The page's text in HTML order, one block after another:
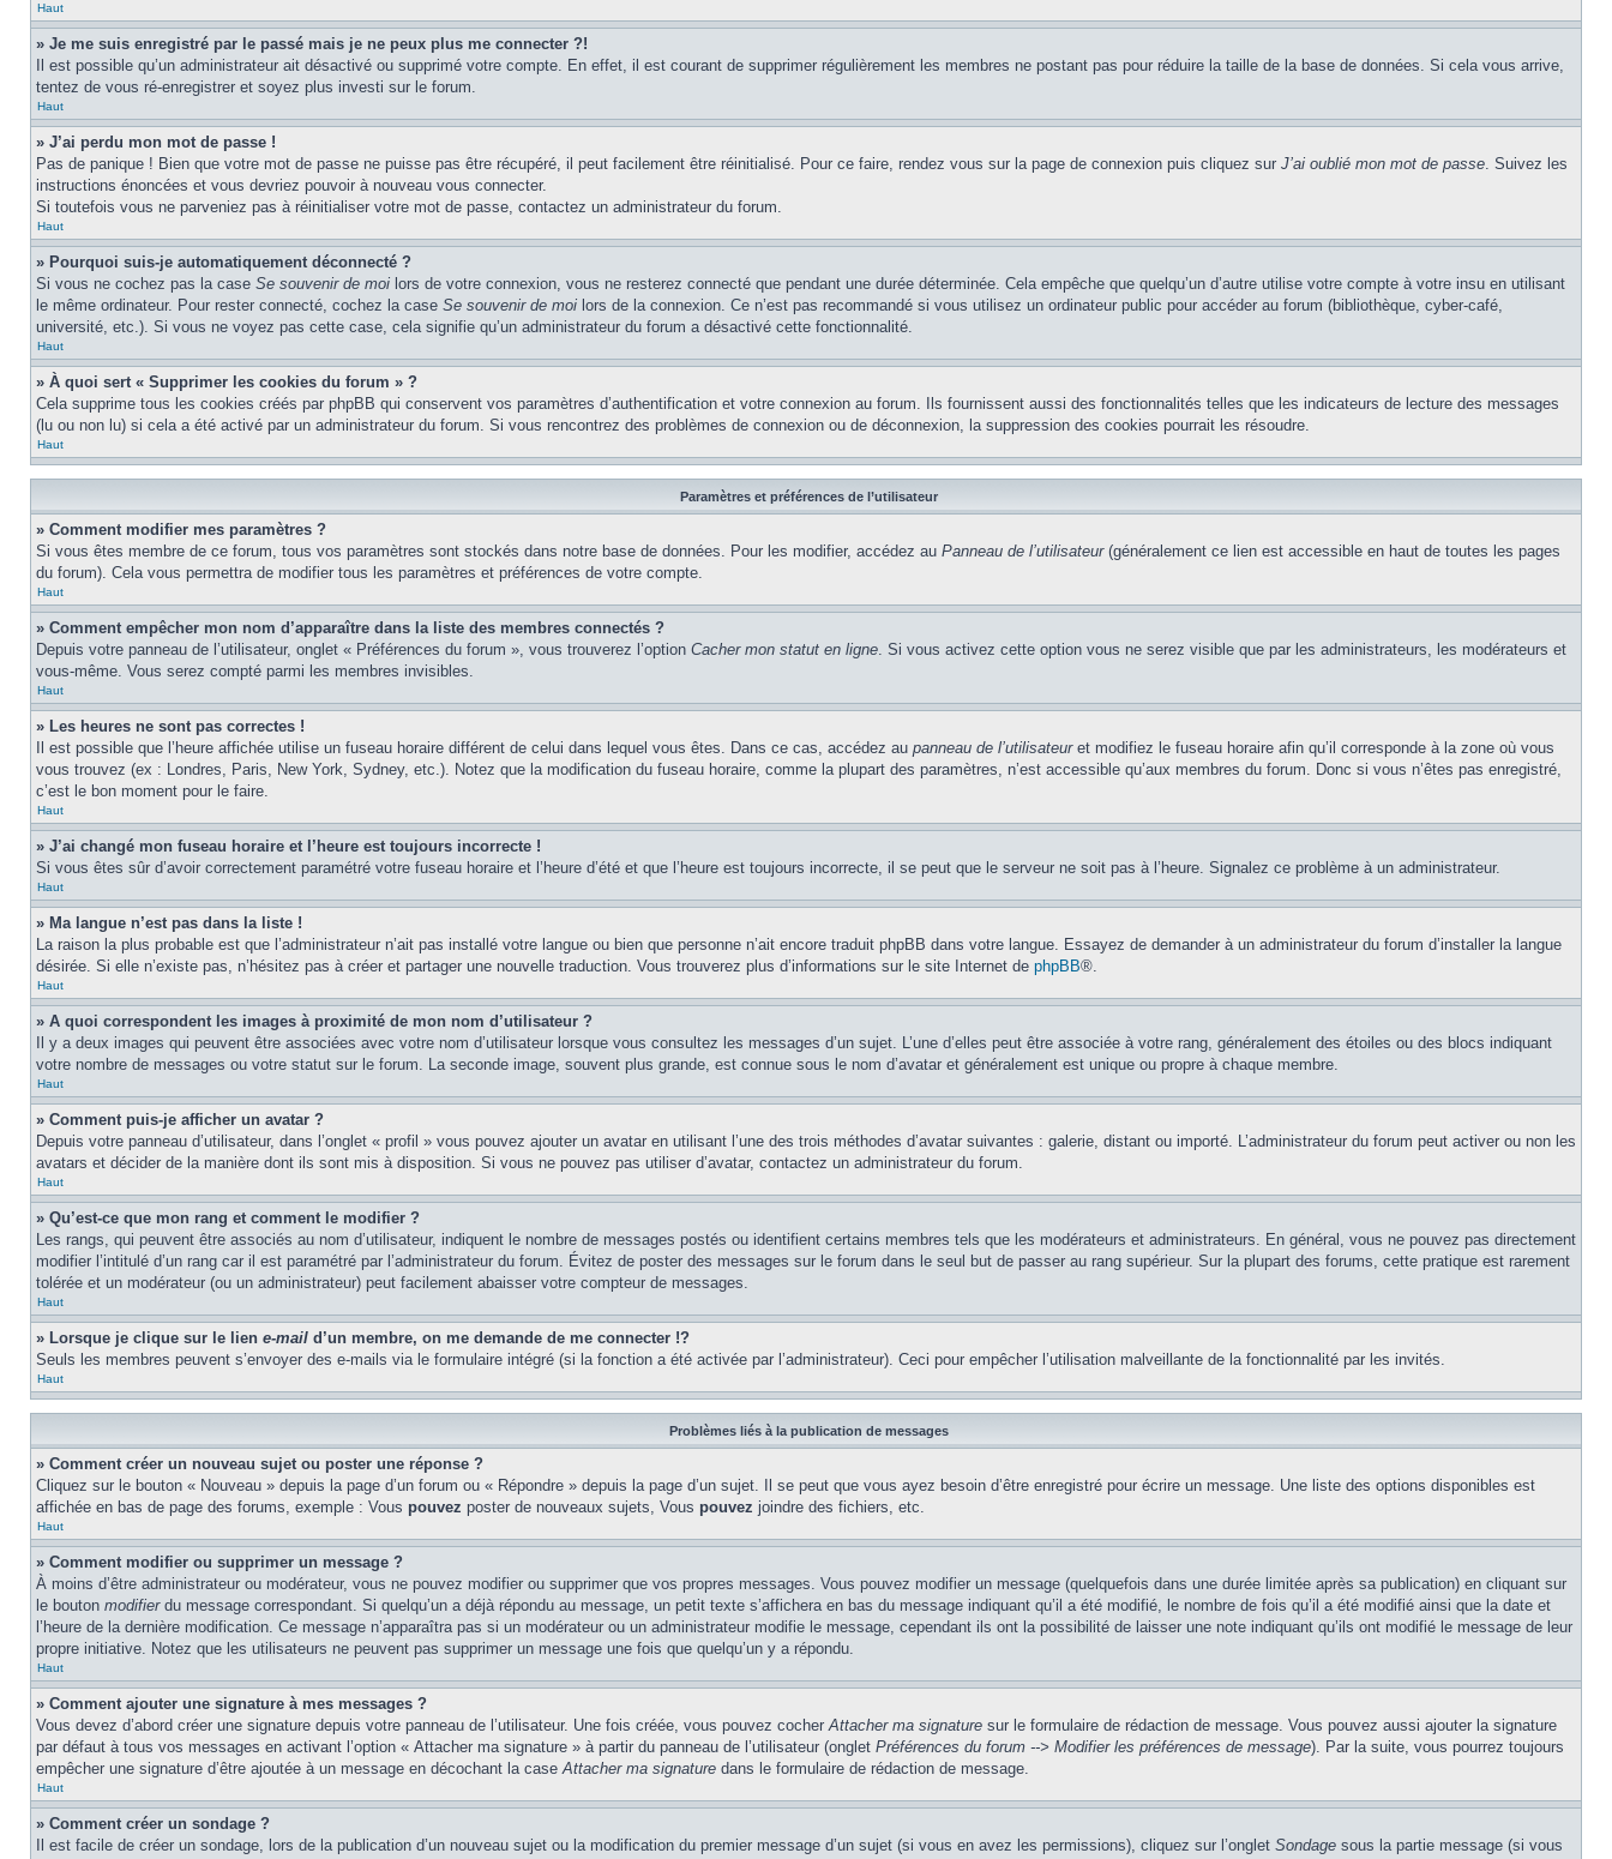
Haut
» Je me suis enregistré par le passé mais je ne peux plus me connecter ?!
Il est possible qu’un administrateur ait désactivé ou supprimé votre compte. En effet, il est courant de supprimer régulièrement les membres ne postant pas pour réduire la taille de la base de données. Si cela vous arrive,
tentez de vous ré-enregistrer et soyez plus investi sur le forum.
Haut
» J’ai perdu mon mot de passe !
Pas de panique ! Bien que votre mot de passe ne puisse pas être récupéré, il peut facilement être réinitialisé. Pour ce faire, rendez vous sur la page de connexion puis cliquez sur J’ai oublié mon mot de passe. Suivez les
instructions énoncées et vous devriez pouvoir à nouveau vous connecter.
Si toutefois vous ne parveniez pas à réinitialiser votre mot de passe, contactez un administrateur du forum.
Haut
» Pourquoi suis-je automatiquement déconnecté ?
Si vous ne cochez pas la case Se souvenir de moi lors de votre connexion, vous ne resterez connecté que pendant une durée déterminée. Cela empêche que quelqu’un d’autre utilise votre compte à votre insu en utilisant
le même ordinateur. Pour rester connecté, cochez la case Se souvenir de moi lors de la connexion. Ce n’est pas recommandé si vous utilisez un ordinateur public pour accéder au forum (bibliothèque, cyber-café,
université, etc.). Si vous ne voyez pas cette case, cela signifie qu’un administrateur du forum a désactivé cette fonctionnalité.
Haut
» À quoi sert « Supprimer les cookies du forum » ?
Cela supprime tous les cookies créés par phpBB qui conservent vos paramètres d’authentification et votre connexion au forum. Ils fournissent aussi des fonctionnalités telles que les indicateurs de lecture des messages
(lu ou non lu) si cela a été activé par un administrateur du forum. Si vous rencontrez des problèmes de connexion ou de déconnexion, la suppression des cookies pourrait les résoudre.
Haut
Paramètres et préférences de l’utilisateur
» Comment modifier mes paramètres ?
Si vous êtes membre de ce forum, tous vos paramètres sont stockés dans notre base de données. Pour les modifier, accédez au Panneau de l’utilisateur(généralement ce lien est accessible en haut de toutes les pages
du forum). Cela vous permettra de modifier tous les paramètres et préférences de votre compte.
Haut
» Comment empêcher mon nom d’apparaître dans la liste des membres connectés ?
Depuis votre panneau de l’utilisateur, onglet « Préférences du forum », vous trouverez l’option Cacher mon statut en ligne. Si vous activez cette option vous ne serez visible que par les administrateurs, les modérateurs et
vous-même. Vous serez compté parmi les membres invisibles.
Haut
» Les heures ne sont pas correctes !
Il est possible que l’heure affichée utilise un fuseau horaire différent de celui dans lequel vous êtes. Dans ce cas, accédez au panneau de l’utilisateuret modifiez le fuseau horaire afin qu’il corresponde à la zone où vous
vous trouvez (ex : Londres, Paris, New York, Sydney, etc.). Notez que la modification du fuseau horaire, comme la plupart des paramètres, n’est accessible qu’aux membres du forum. Donc si vous n’êtes pas enregistré,
c’est le bon moment pour le faire.
Haut
» J’ai changé mon fuseau horaire et l’heure est toujours incorrecte !
Si vous êtes sûr d’avoir correctement paramétré votre fuseau horaire et l’heure d’été et que l’heure est toujours incorrecte, il se peut que le serveur ne soit pas à l’heure. Signalez ce problème à un administrateur.
Haut
» Ma langue n’est pas dans la liste !
La raison la plus probable est que l’administrateur n’ait pas installé votre langue ou bien que personne n’ait encore traduit phpBB dans votre langue. Essayez de demander à un administrateur du forum d’installer la langue
désirée. Si elle n’existe pas, n’hésitez pas à créer et partager une nouvelle traduction. Vous trouverez plus d’informations sur le site Internet de phpBB®.
Haut
» A quoi correspondent les images à proximité de mon nom d’utilisateur ?
Il y a deux images qui peuvent être associées avec votre nom d’utilisateur lorsque vous consultez les messages d’un sujet. L’une d’elles peut être associée à votre rang, généralement des étoiles ou des blocs indiquant
votre nombre de messages ou votre statut sur le forum. La seconde image, souvent plus grande, est connue sous le nom d’avatar et généralement est unique ou propre à chaque membre.
Haut
» Comment puis-je afficher un avatar ?
Depuis votre panneau d’utilisateur, dans l’onglet « profil » vous pouvez ajouter un avatar en utilisant l’une des trois méthodes d’avatar suivantes : galerie, distant ou importé. L’administrateur du forum peut activer ou non les
avatars et décider de la manière dont ils sont mis à disposition. Si vous ne pouvez pas utiliser d’avatar, contactez un administrateur du forum.
Haut
» Qu’est-ce que mon rang et comment le modifier ?
Les rangs, qui peuvent être associés au nom d’utilisateur, indiquent le nombre de messages postés ou identifient certains membres tels que les modérateurs et administrateurs. En général, vous ne pouvez pas directement
modifier l’intitulé d’un rang car il est paramétré par l’administrateur du forum. Évitez de poster des messages sur le forum dans le seul but de passer au rang supérieur. Sur la plupart des forums, cette pratique est rarement
tolérée et un modérateur (ou un administrateur) peut facilement abaisser votre compteur de messages.
Haut
» Lorsque je clique sur le lien e-mail d’un membre, on me demande de me connecter !?
Seuls les membres peuvent s’envoyer des e-mails via le formulaire intégré (si la fonction a été activée par l’administrateur). Ceci pour empêcher l’utilisation malveillante de la fonctionnalité par les invités.
Haut
Problèmes liés à la publication de messages
» Comment créer un nouveau sujet ou poster une réponse ?
Cliquez sur le bouton « Nouveau » depuis la page d’un forum ou « Répondre » depuis la page d’un sujet. Il se peut que vous ayez besoin d’être enregistré pour écrire un message. Une liste des options disponibles est
affichée en bas de page des forums, exemple : Vous pouvez poster de nouveaux sujets, Vous pouvez joindre des fichiers, etc.
Haut
» Comment modifier ou supprimer un message ?
À moins d’être administrateur ou modérateur, vous ne pouvez modifier ou supprimer que vos propres messages. Vous pouvez modifier un message (quelquefois dans une durée limitée après sa publication) en cliquant sur
le bouton modifierdu message correspondant. Si quelqu’un a déjà répondu au message, un petit texte s’affichera en bas du message indiquant qu’il a été modifié, le nombre de fois qu’il a été modifié ainsi que la date et
l’heure de la dernière modification. Ce message n’apparaîtra pas si un modérateur ou un administrateur modifie le message, cependant ils ont la possibilité de laisser une note indiquant qu’ils ont modifié le message de leur
propre initiative. Notez que les utilisateurs ne peuvent pas supprimer un message une fois que quelqu’un y a répondu.
Haut
» Comment ajouter une signature à mes messages ?
Vous devez d’abord créer une signature depuis votre panneau de l’utilisateur. Une fois créée, vous pouvez cocherAttacher ma signature sur le formulaire de rédaction de message. Vous pouvez aussi ajouter la signature
par défaut à tous vos messages en activant l’option « Attacher ma signature » à partir du panneau de l’utilisateur (onglet Préférences du forum --> Modifier les préférences de message). Par la suite, vous pourrez toujours
empêcher une signature d’être ajoutée à un message en décochant la caseAttacher ma signature dans le formulaire de rédaction de message.
Haut
» Comment créer un sondage ?
Il est facile de créer un sondage, lors de la publication d’un nouveau sujet ou la modification du premier message d’un sujet (si vous en avez les permissions), cliquez sur l’onglet Sondage sous la partie message (si vous